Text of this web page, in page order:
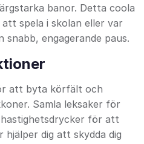
banor. Detta coola
spela i skolan eller var
snabb, engagerande paus.
att byta körfält och
Samla leksaker för
för att
hjälper dig att skydda dig